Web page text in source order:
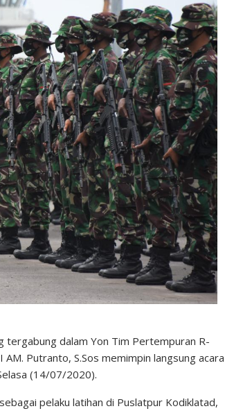
tergabung dalam Yon Tim Pertempuran R-
Putranto, S.Sos memimpin langsung acara
(14/07/2020).
pelaku latihan di Puslatpur Kodiklatad,